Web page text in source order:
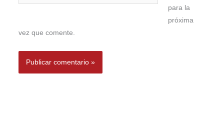
para la
próxima
vez que comente.